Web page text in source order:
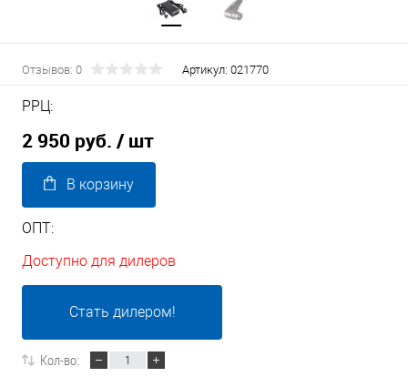
Отзывов: 0 Артикул: 021770
РРЦ:
2 950 руб. / шт
В корзину
ОПТ:
Доступно для дилеров
Стать дилером!
Кол-во: